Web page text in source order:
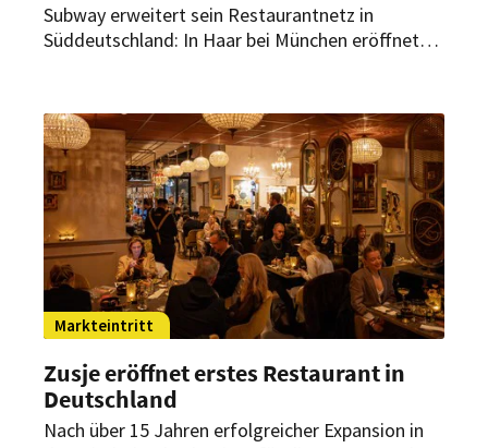
Subway erweitert sein Restaurantnetz in
Süddeutschland: In Haar bei München eröffnet
Markteintritt
Zusje eröffnet erstes Restaurant in
Deutschland
Nach über 15 Jahren erfolgreicher Expansion in